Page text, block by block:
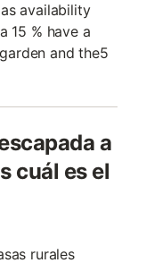
availability
15 % have a
and the5
a
cuál es el
rurales